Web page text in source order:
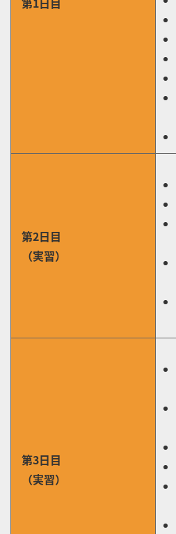
第2日目
（実習）
第3日目
（実習）